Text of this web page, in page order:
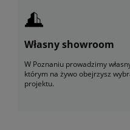
Własny showroom
W Poznaniu prowadzimy
którym na żywo obejrzysz
projektu.